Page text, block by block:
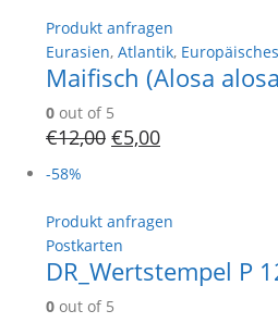
Produkt anfragen
Eurasien, Atlantik,
Maifisch (Alosa
0 out of 5
€12,00 €5,00
-58%
Produkt anfragen
Postkarten
DR_Wertstempel P
0 out of 5